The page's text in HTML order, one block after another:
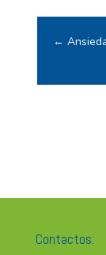
←
Contactos: